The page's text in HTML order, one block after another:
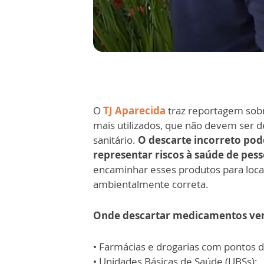
OTJ Aparecida traz reportagem
mais utilizados, que não devem ser
sanitário. O descarte incorreto
representar riscos à saúde de
encaminhar esses produtos para
ambientalmente correta.
Onde descartar medicamentos
• Farmácias e drogarias com pontos
• Unidades Básicas de Saúde (UBSs);